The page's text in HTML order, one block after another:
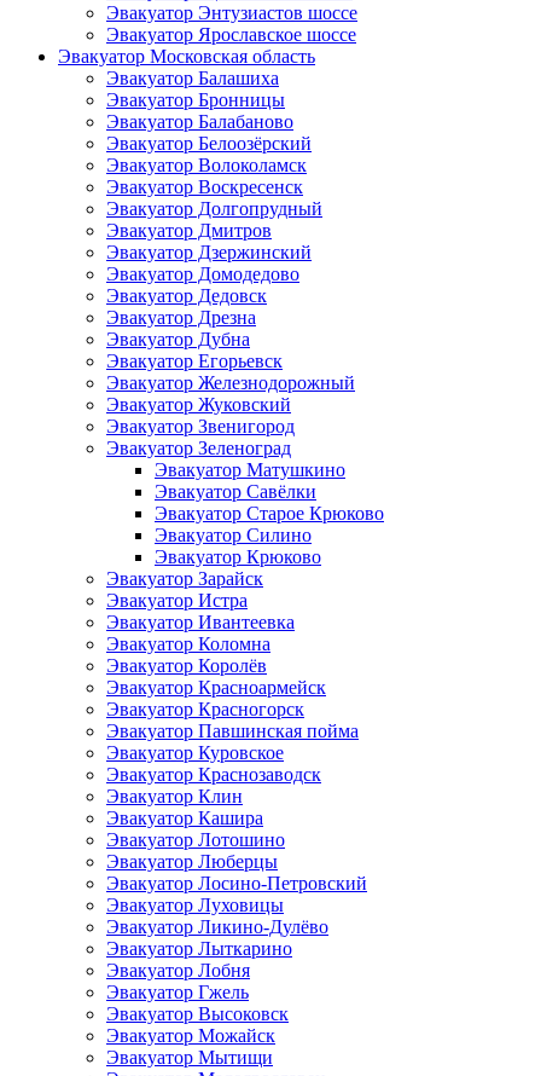
Эвакуатор Энтузиастов шоссе
Эвакуатор Ярославское шоссе
Эвакуатор Московская область
Эвакуатор Балашиха
Эвакуатор Бронницы
Эвакуатор Балабаново
Эвакуатор Белоозёрский
Эвакуатор Волоколамск
Эвакуатор Воскресенск
Эвакуатор Долгопрудный
Эвакуатор Дмитров
Эвакуатор Дзержинский
Эвакуатор Домодедово
Эвакуатор Дедовск
Эвакуатор Дрезна
Эвакуатор Дубна
Эвакуатор Егорьевск
Эвакуатор Железнодорожный
Эвакуатор Жуковский
Эвакуатор Звенигород
Эвакуатор Зеленоград
Эвакуатор Матушкино
Эвакуатор Савёлки
Эвакуатор Старое Крюково
Эвакуатор Силино
Эвакуатор Крюково
Эвакуатор Зарайск
Эвакуатор Истра
Эвакуатор Ивантеевка
Эвакуатор Коломна
Эвакуатор Королёв
Эвакуатор Красноармейск
Эвакуатор Красногорск
Эвакуатор Павшинская пойма
Эвакуатор Куровское
Эвакуатор Краснозаводск
Эвакуатор Клин
Эвакуатор Кашира
Эвакуатор Лотошино
Эвакуатор Люберцы
Эвакуатор Лосино-Петровский
Эвакуатор Луховицы
Эвакуатор Ликино-Дулёво
Эвакуатор Лыткарино
Эвакуатор Лобня
Эвакуатор Гжель
Эвакуатор Высоковск
Эвакуатор Можайск
Эвакуатор Мытищи